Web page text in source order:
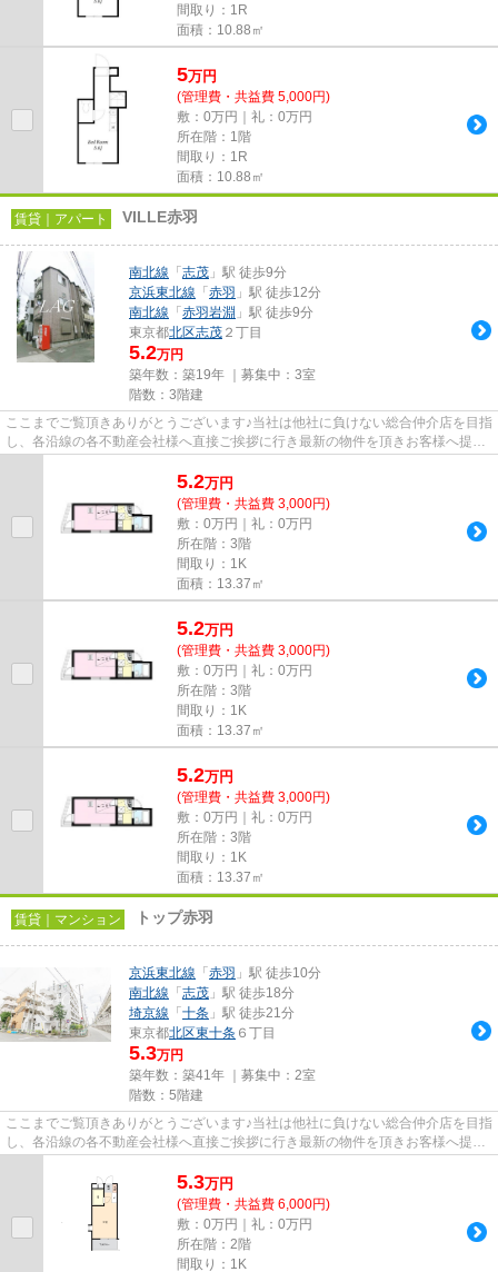
間取り：1R
面積：10.88㎡
5万円
(管理費・共益費 5,000円)
敷：0万円｜礼：0万円
所在階：1階
間取り：1R
面積：10.88㎡
賃貸｜アパート VILLE赤羽
南北線 「 志茂 」駅 徒歩9分
京浜東北線 「 赤羽 」駅 徒歩12分
南北線 「 赤羽岩淵 」駅 徒歩9分
東京都北区志茂 ２丁目
5.2万円
築年数：築19年 ｜募集中： 3室
階数：3階建
ここまでご覧頂きありがとうございます♪当社は他社に負けない総合仲介店を目指
し、各沿線の各不動産会社様へ直接ご挨拶に行き最新の物件を頂きお客様へ提供
5.2万円
(管理費・共益費 3,000円)
敷：0万円｜礼：0万円
所在階：3階
間取り：1K
面積：13.37㎡
5.2万円
(管理費・共益費 3,000円)
敷：0万円｜礼：0万円
所在階：3階
間取り：1K
面積：13.37㎡
5.2万円
(管理費・共益費 3,000円)
敷：0万円｜礼：0万円
所在階：3階
間取り：1K
面積：13.37㎡
賃貸｜マンション トップ赤羽
京浜東北線 「 赤羽 」駅 徒歩10分
南北線 「 志茂 」駅 徒歩18分
埼京線 「 十条 」駅 徒歩21分
東京都北区東十条 ６丁目
5.3万円
築年数：築41年 ｜募集中： 2室
階数：5階建
ここまでご覧頂きありがとうございます♪当社は他社に負けない総合仲介店を目指
し、各沿線の各不動産会社様へ直接ご挨拶に行き最新の物件を頂きお客様へ提供
5.3万円
(管理費・共益費 6,000円)
敷：0万円｜礼：0万円
所在階：2階
間取り：1K